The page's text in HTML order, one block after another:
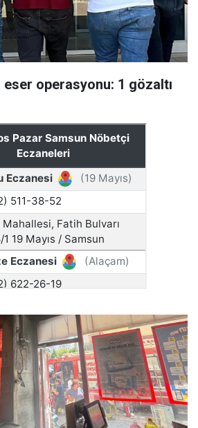
operasyonu: 1 gözaltı